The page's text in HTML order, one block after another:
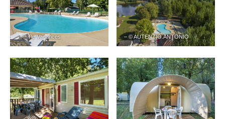
– © Tlc Vacances – © AUTENZIO.ANTONIO